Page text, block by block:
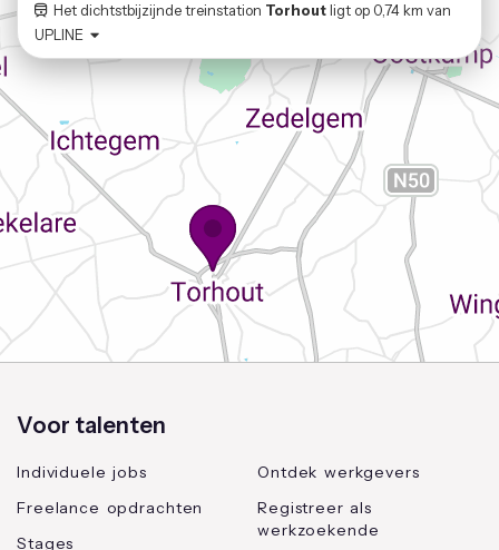
Het dichtstbijzijnde treinstation Torhoutligt op 0,74 km van
UPLINE
Voor talenten
Individuele jobs
Freelance opdrachten
Stages
Ontdek werkgevers
Registreer als
werkzoekende